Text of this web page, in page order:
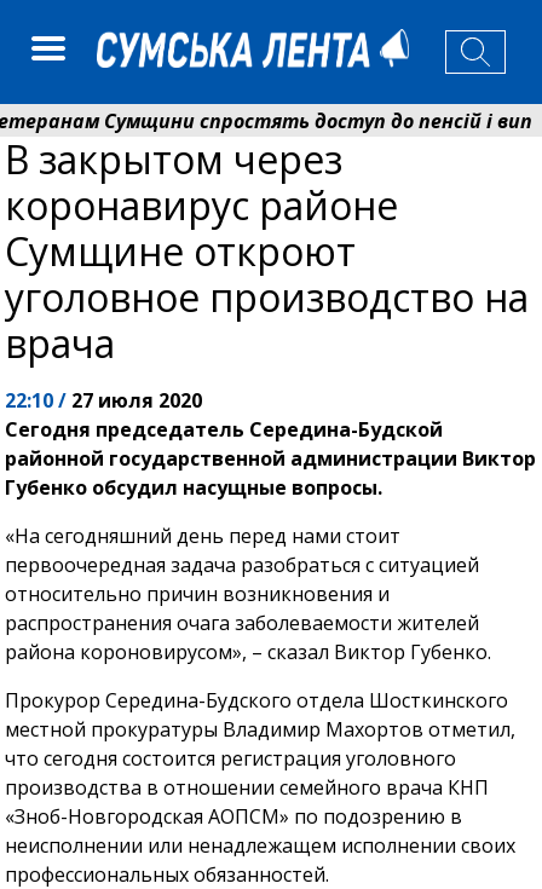
Сумщини спростять доступ до пенсій і
розширює програму відпочинку дітей із
В закрытом через
коронавирус районе
Сумщине откроют
уголовное производство на
врача
22:10 / 27 июля 2020
Сегодня председатель Середина-Будской
районной государственной администрации Виктор
Губенко обсудил насущные вопросы.
«На сегодняшний день перед нами стоит
первоочередная задача разобраться с ситуацией
относительно причин возникновения и
распространения очага заболеваемости жителей
района короновирусом», – сказал Виктор Губенко.
Прокурор Середина-Будского отдела Шосткинского
местной прокуратуры Владимир Махортов отметил,
что сегодня состоится регистрация уголовного
производства в отношении семейного врача КНП
«Зноб-Новгородская АОПСМ» по подозрению в
неисполнении или ненадлежащем исполнении своих
профессиональных обязанностей.